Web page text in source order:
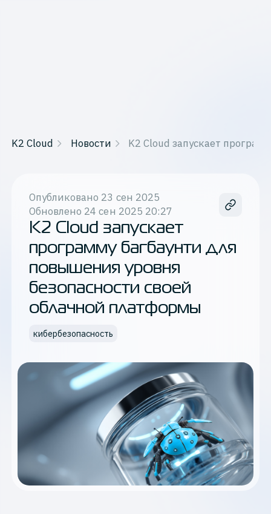
K2 Cloud Новости K2 Cloud запускает
Опубликовано 23 сен 2025
Обновлено 24 сен 2025 20:27
K2 Cloud запускает
программу багбаунти для
повышения уровня
безопасности своей
облачной платформы
кибербезопасность